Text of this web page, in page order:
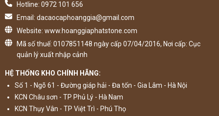
Hotline: 0972 101 656
Email: dacaocaphoanggia@gmail.com
Website: www.hoanggiaphatstone.com
Mã số thuế: 0107851148 ngày cấp 07/04/2016, Nơi cấp: Cục
quản lý xuất nhập cảnh
HỆ THỐNG KHO CHÍNH HÃNG:
Số 1 - Ngõ 61 - Đường giáp hải - Đa tốn - Gia Lâm - Hà Nội
KCN Châu sơn - TP Phủ Lý - Hà Nam
KCN Thụy Vân - TP Việt Trì - Phú Thọ